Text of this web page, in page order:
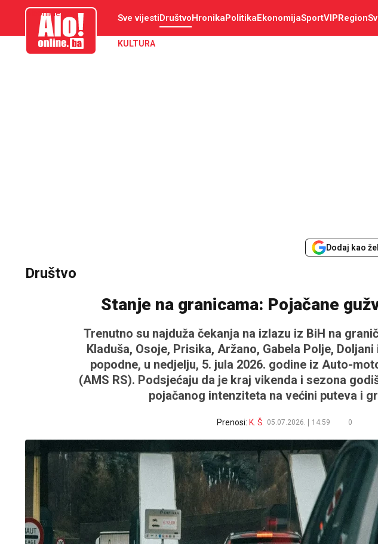
aloonline.ba Sve vijestiDruštvoHronikaPolitikaEkonomijaSportVIPRegion
KULTURA
Dodaj kao
Društvo
Stanje na granicama: Pojačane
Trenutno su najduža čekanja na izlazu iz BiH na
Kladuša, Osoje, Prisika, Aržano, Gabela Polje,
popodne, u nedjelju, 5. jula 2026. godine iz Auto-
(AMS RS). Podsjećaju da je kraj vikenda i sezona
pojačanog intenziteta na većini puteva i
Prenosi: K. Š. 05.07.2026. 14:59 0